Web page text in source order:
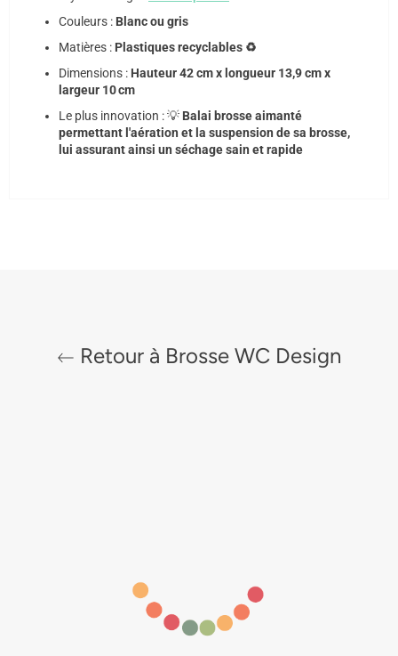
Couleurs : Blanc ou gris
Matières : Plastiques recyclables ♻️
Dimensions : Hauteur 42 cm x longueur 13,9 cm x
largeur 10 cm
Le plus innovation : 💡 Balai brosse aimanté
permettant l'aération et la suspension de sa brosse,
lui assurant ainsi un séchage sain et rapide
Retour à Brosse WC Design